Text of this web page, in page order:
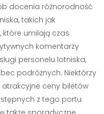
docenia różnorodność
takich jak
które umilają czas
komentarzy
personelu lotniska,
podróżnych. Niektórzy
ceny biletów
z tego portu